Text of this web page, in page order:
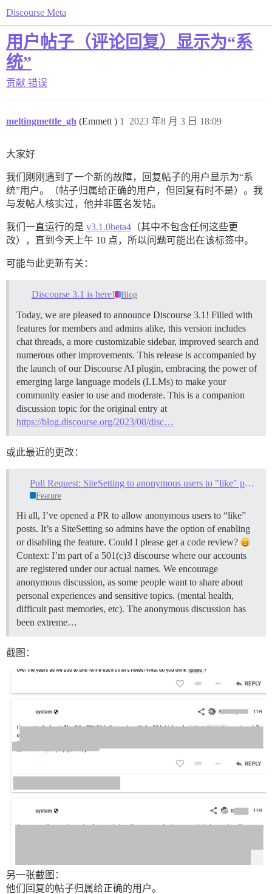
Discourse Meta
用户帖子（评论回复）显示为“系
统”
贡献 错误
meltingmettle_gh (Emmett ) 2023 年8 月 3 日 18:09
1
大家好
我们刚刚遇到了一个新的故障，回复帖子的用户显示为“系
统”用户。（帖子归属给正确的用户，但回复有时不是）。我
与发帖人核实过，他并非匿名发帖。
我们一直运行的是 v3.1.0beta4 （其中不包含任何这些更
改），直到今天上午 10 点，所以问题可能出在该标签中。
可能与此更新有关：
Discourse 3.1 is here! Blog
Today, we are pleased to announce Discourse 3.1! Filled with
features for members and admins alike, this version includes
chat threads, a more customizable sidebar, improved search and
numerous other improvements. This release is accompanied by
the launch of our Discourse AI plugin, embracing the power of
emerging large language models (LLMs) to make your
community easier to use and moderate. This is a companion
discussion topic for the original entry at
https://blog.discourse.org/2023/08/disc…
或此最近的更改：
Pull Request: SiteSetting to anonymous users to "like" posts
Feature
Hi all, I’ve opened a PR to allow anonymous users to “like”
posts. It’s a SiteSetting so admins have the option of enabling
or disabling the feature. Could I please get a code review?
Context: I’m part of a 501(c)3 discourse where our accounts
are registered under our actual names. We encourage
anonymous discussion, as some people want to share about
personal experiences and sensitive topics. (mental health,
difficult past memories, etc). The anonymous discussion has
been extreme…
截图：
另一张截图：
他们回复的帖子归属给正确的用户。